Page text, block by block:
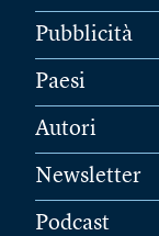
Pubblicità
Paesi
Autori
Newsletter
Podcast